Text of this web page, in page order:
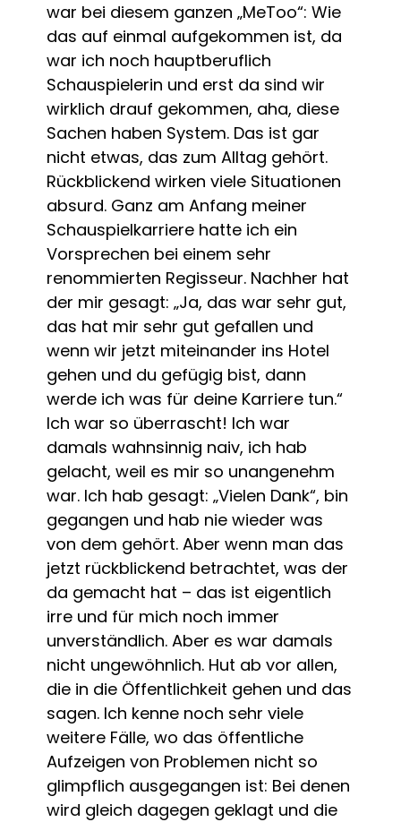
war bei diesem ganzen „MeToo“: Wie
das auf einmal aufgekommen ist, da
war ich noch hauptberuflich
Schauspielerin und erst da sind wir
wirklich drauf gekommen, aha, diese
Sachen haben System. Das ist gar
nicht etwas, das zum Alltag gehört.
Rückblickend wirken viele Situationen
absurd. Ganz am Anfang meiner
Schauspielkarriere hatte ich ein
Vorsprechen bei einem sehr
renommierten Regisseur. Nachher hat
der mir gesagt: „Ja, das war sehr gut,
das hat mir sehr gut gefallen und
wenn wir jetzt miteinander ins Hotel
gehen und du gefügig bist, dann
werde ich was für deine Karriere tun.“
Ich war so überrascht! Ich war
damals wahnsinnig naiv, ich hab
gelacht, weil es mir so unangenehm
war. Ich hab gesagt: „Vielen Dank“, bin
gegangen und hab nie wieder was
von dem gehört. Aber wenn man das
jetzt rückblickend betrachtet, was der
da gemacht hat – das ist eigentlich
irre und für mich noch immer
unverständlich. Aber es war damals
nicht ungewöhnlich. Hut ab vor allen,
die in die Öffentlichkeit gehen und das
sagen. Ich kenne noch sehr viele
weitere Fälle, wo das öffentliche
Aufzeigen von Problemen nicht so
glimpflich ausgegangen ist: Bei denen
wird gleich dagegen geklagt und die